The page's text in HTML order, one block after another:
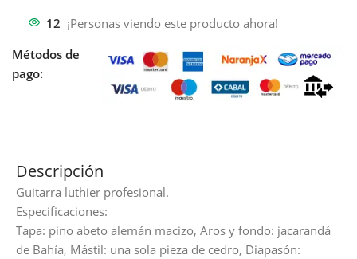
12 ¡Personas viendo este producto ahora!
Métodos de
pago:
Descripción
Guitarra luthier profesional.
Especificaciones:
Tapa: pino abeto alemán macizo, Aros y fondo: jacarandá
de Bahía, Mástil: una sola pieza de cedro, Diapasón: